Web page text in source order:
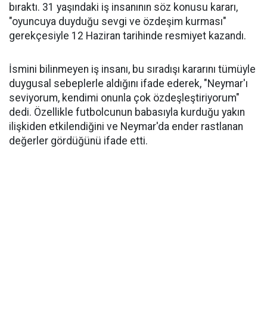
bıraktı. 31 yaşındaki iş insanının söz konusu kararı,
"oyuncuya duyduğu sevgi ve özdeşim kurması"
gerekçesiyle 12 Haziran tarihinde resmiyet kazandı.
İsmini bilinmeyen iş insanı, bu sıradışı kararını tümüyle
duygusal sebeplerle aldığını ifade ederek, "Neymar'ı
seviyorum, kendimi onunla çok özdeşleştiriyorum"
dedi. Özellikle futbolcunun babasıyla kurduğu yakın
ilişkiden etkilendiğini ve Neymar'da ender rastlanan
değerler gördüğünü ifade etti.